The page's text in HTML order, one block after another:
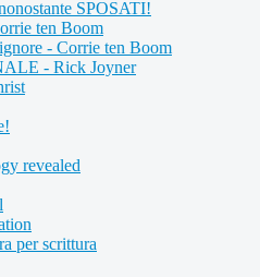
SPOSATI!
ten Boom
- Corrie ten Boom
- Rick Joyner
revealed
per scrittura